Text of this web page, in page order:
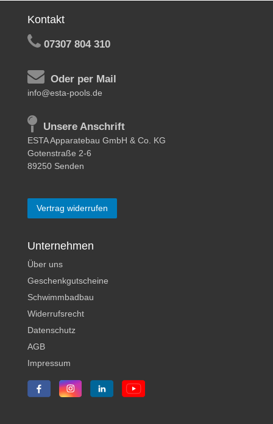
Kontakt
07307 804 310
Oder per Mail
info@esta-pools.de
Unsere Anschrift
ESTA Apparatebau GmbH & Co. KG
Gotenstraße 2-6
89250 Senden
Vertrag widerrufen
Unternehmen
Über uns
Geschenkgutscheine
Schwimmbadbau
Widerrufsrecht
Datenschutz
AGB
Impressum